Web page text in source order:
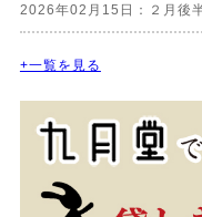
2026年02月15日：２月後
+一覧を見る